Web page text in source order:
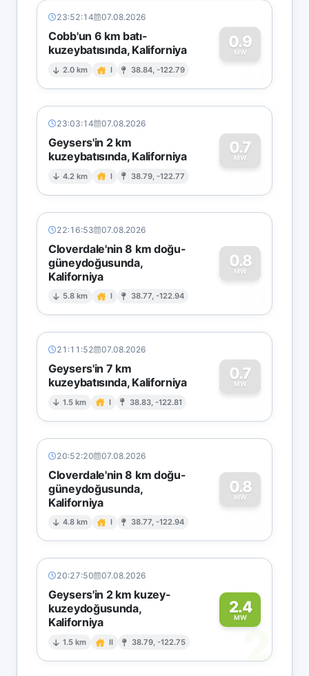
23:52:14 07.08.2026
Cobb'un 6 km batı-
kuzeybatısında, Kaliforniya
2.0 km I 38.84, -122.79
0.9
MW
0
23:03:14 07.08.2026
Geysers'in 2 km
kuzeybatısında, Kaliforniya
4.2 km I 38.79, -122.77
0.7
MW
0
22:16:53 07.08.2026
Cloverdale'nin 8 km doğu-
güneydoğusunda,
Kaliforniya
5.8 km I 38.77, -122.94
0.8
MW
0
21:11:52 07.08.2026
Geysers'in 7 km
kuzeybatısında, Kaliforniya
1.5 km I 38.83, -122.81
0.7
MW
0
20:52:20 07.08.2026
Cloverdale'nin 8 km doğu-
güneydoğusunda,
Kaliforniya
4.8 km I 38.77, -122.94
0.8
MW
0
20:27:50 07.08.2026
Geysers'in 2 km kuzey-
kuzeydoğusunda,
Kaliforniya
1.5 km II 38.79, -122.75
2.4
MW
2